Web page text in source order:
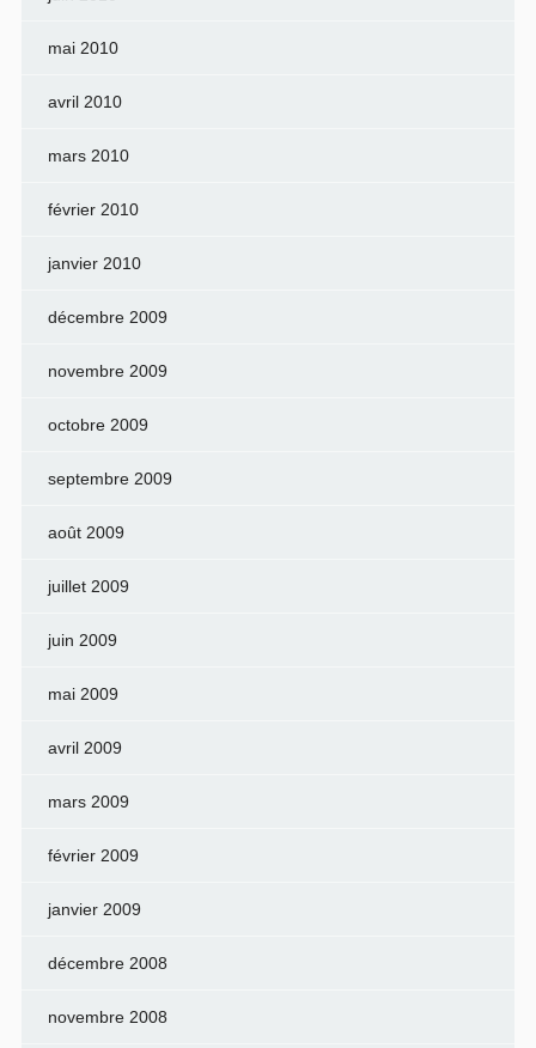
mai 2010
avril 2010
mars 2010
février 2010
janvier 2010
décembre 2009
novembre 2009
octobre 2009
septembre 2009
août 2009
juillet 2009
juin 2009
mai 2009
avril 2009
mars 2009
février 2009
janvier 2009
décembre 2008
novembre 2008